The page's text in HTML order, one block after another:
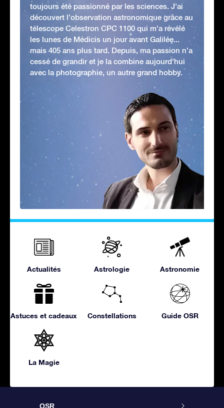
toujours été passionné par les sciences. J'ai
découvert l'observation astronomique grâce au
télescope Celestron CPC 1100 qui m'a révélé
les lunes de Médicis un jour avant Galilée...
mais 405 ans plus tard. Depuis, ma passion n'a
cessé de grandir et je la combine aujourd'hui
avec la photographie, un autre grand hobby.
Actualités Astrologie Astronomie
Astuces et cadeaux Constellations Guide OSR
La Magie
OSR